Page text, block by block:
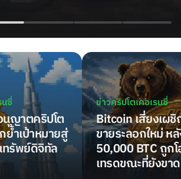
ซี่
นุญาตคริปโต
ำเป้าหมายสู่
รัพย์ดิจิทัล
ข่าวคริปโตเคอเรนซี่
Bitcoin เสี่ยงเผ
ขายระลอกใหม่ ห
50,000 BTC ถูกโ
เทรดขณะที่ยังขา